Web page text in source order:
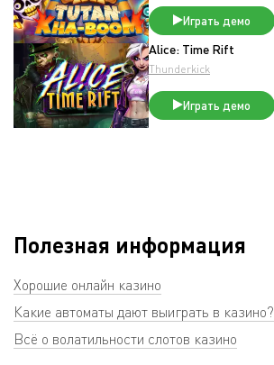
Играть демо
Alice: Time Rift
Thunderkick
Играть демо
Полезная информация
Хорошие онлайн казино
Какие автоматы дают выиграть в казино?
Всё о волатильности слотов казино